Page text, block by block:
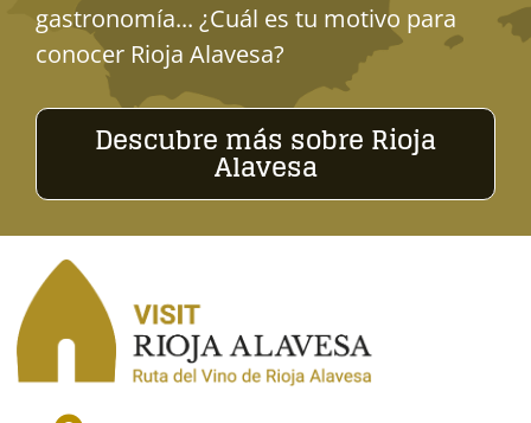
gastronomía... ¿Cuál es tu motivo para
conocer Rioja Alavesa?
Descubre más sobre Rioja
Alavesa